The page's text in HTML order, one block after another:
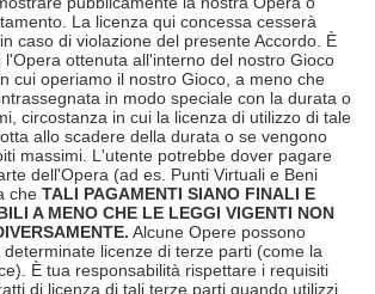
La licenza qui concessa cesserà
caso di violazione del presente Accordo. È
l'Opera ottenuta all'interno del nostro Gioco
cui operiamo il nostro Gioco, a meno che
in modo speciale con la durata o
circostanza in cui la licenza di utilizzo di tale
allo scadere della durata o se vengono
massimi. L'utente potrebbe dover pagare
dell'Opera (ad es. Punti Virtuali e Beni
che TALI PAGAMENTI SIANO FINALI E
A MENO CHE LE LEGGI VIGENTI NON
Alcune Opere possono
licenze di terze parti (come la
È tua responsabilità rispettare i requisiti
di licenza di tali terze parti quando utilizzi